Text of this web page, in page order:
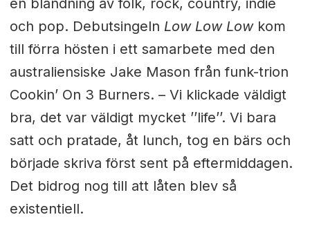
en blandning av folk, rock, country, indie
och pop. Debutsingeln Low Low Lowkom
till förra hösten i ett samarbete med den
australiensiske Jake Mason från funk-trion
Cookin’ On 3 Burners. – Vi klickade väldigt
bra, det var väldigt mycket ’’life’’. Vi bara
satt och pratade, åt lunch, tog en bärs och
började skriva först sent på eftermiddagen.
Det bidrog nog till att låten blev så
existentiell.